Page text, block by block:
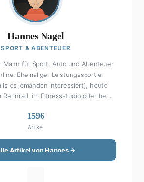
Hannes Nagel
SPORT & ABENTEUER
Mann für Sport, Auto und Abenteuer
Ehemaliger Leistungssportler
es jemanden interessiert), heute
Rennrad, im Fitnessstudio oder beim
Egal ob Bundesliga-Analyse, Formel 1,
Olympia – Hannes liefert fundierte
mit der Leidenschaft eines echten
ist nur die halbe Miete: Hannes ist
Experte. Vom Elektro-SUV bis zum
1596
Artikel
Artikel von Hannes →